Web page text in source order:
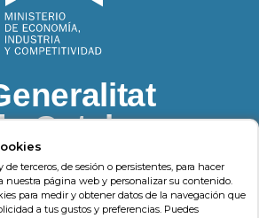
162 08018,Barcelona( Barcelona)-
terceros, de sesión o persistentes, para hacer
nuestra página web y personalizar su contenido.
para medir y obtener datos de la navegación que
a tus gustos y preferencias. Puedes